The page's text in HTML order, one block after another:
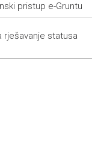
i posjetitelje kod
pristup e-Gruntu
rješavanje statusa